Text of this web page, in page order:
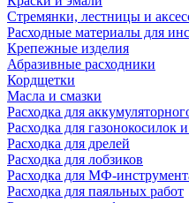
Стремянки, лестницы и
Расходные материалы для
Крепежные изделия
Абразивные расходники
Кордщетки
Масла и смазки
Расходка для
Расходка для газонокосилок
Расходка для дрелей
Расходка для лобзиков
Расходка для МФ-
Расходка для паяльных работ